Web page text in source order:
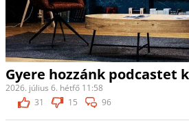
Gyere hozzánk podcastet
2026. július 6. hétfő 11:58
31
15 96